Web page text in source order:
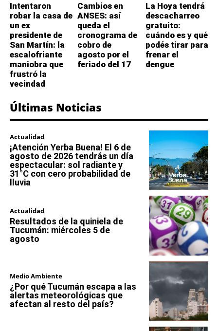
Intentaron
robar la casa de
un ex
presidente de
San Martín: la
escalofriante
maniobra que
frustró la
vecindad
Cambios en
ANSES: así
queda el
cronograma de
cobro de
agosto por el
feriado del 17
La Hoya tendrá
descacharreo
gratuito:
cuándo es y qué
podés tirar para
frenar el
dengue
Últimas Noticias
Actualidad
¡Atención Yerba Buena! El 6 de
agosto de 2026 tendrás un día
espectacular: sol radiante y
31°C con cero probabilidad de
lluvia
Actualidad
Resultados de la quiniela de
Tucumán: miércoles 5 de
agosto
Medio Ambiente
¿Por qué Tucumán escapa a las
alertas meteorológicas que
afectan al resto del país?